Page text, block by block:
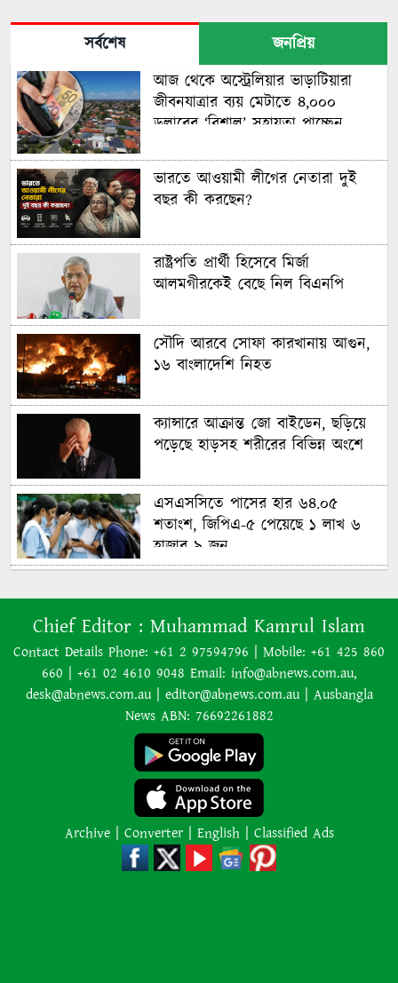
সর্বশেষ
জনপ্রিয়
আজ থেকে অস্ট্রেলিয়ার ভাড়াটিয়ারা
জীবনযাত্রার ব্যয় মেটাতে ৪,০০০
ডলারের ‘বিশাল’ সহায়তা পাচ্ছেন
ভারতে আওয়ামী লীগের নেতারা দুই
বছর কী করছেন?
রাষ্ট্রপতি প্রার্থী হিসেবে মির্জা
আলমগীরকেই বেছে নিল বিএনপি
সৌদি আরবে সোফা কারখানায় আগুন,
১৬ বাংলাদেশি নিহত
ক্যান্সারে আক্রান্ত জো বাইডেন, ছড়িয়ে
পড়েছে হাড়সহ শরীরের বিভিন্ন অংশে
এসএসসিতে পাসের হার ৬৪.০৫
শতাংশ, জিপিএ-৫ পেয়েছে ১ লাখ ৬
হাজার ৯ জন
বিষয়ে দৃষ্টিভঙ্গি
নিজ প্রজন্মের পর প্রজন্মের বসবাসের
জন্য এক অস্ট্রেলীয় পরিবার গোল্ড
কোস্টে সাড়ে সাত একরের একটি
বিশাল আবাসন ‘কম্পাউন্ড’ কিনেছে
হাসিনার নির্দেশে সালাহউদ্দিন
আহমদকে গুম করা হয়: তদন্ত সংস্থা
রাষ্ট্রপতি নির্বাচনে অংশ নেবে জামায়াত
Chief Editor : Muhammad Kamrul Islam
Contact Details Phone: +61 2 97594796 | Mobile: +61 425 860
660 | +61 02 4610 9048 Email: info@abnews.com.au,
desk@abnews.com.au | editor@abnews.com.au | Ausbangla
News ABN: 76692261882
Archive | Converter | English | Classified Ads